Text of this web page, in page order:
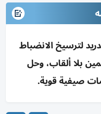
لترسيخ الانضباط
بلا ألقاب، وحل
صيفية قوية.